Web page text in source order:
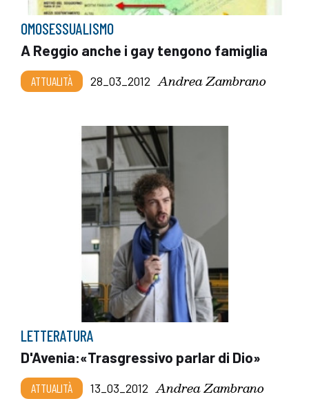
OMOSESSUALISMO
A Reggio anche i gay tengono famiglia
ATTUALITÀ 28_03_2012 Andrea Zambrano
LETTERATURA
D'Avenia:«Trasgressivo parlar di Dio»
ATTUALITÀ 13_03_2012 Andrea Zambrano